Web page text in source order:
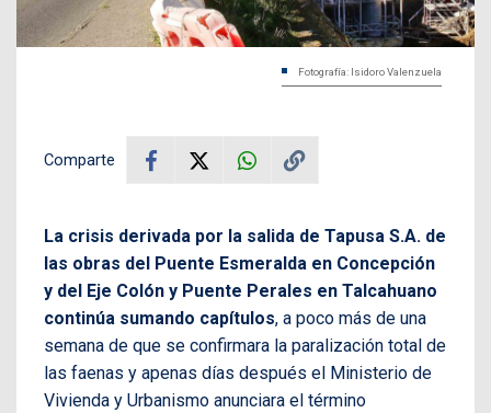
Fotografía: Isidoro Valenzuela
Comparte
La crisis derivada por la salida de Tapusa S.A. de
las obras del Puente Esmeralda en Concepción
y del Eje Colón y Puente Perales en Talcahuano
continúa sumando capítulos, a poco más de una
semana de que se confirmara la paralización total de
las faenas y apenas días después el Ministerio de
Vivienda y Urbanismo anunciara el término